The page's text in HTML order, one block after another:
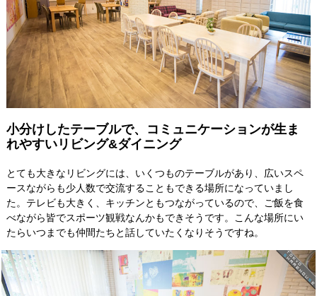
小分けしたテーブルで、コミュニケーションが生ま
れやすいリビング&ダイニング
とても大きなリビングには、いくつものテーブルがあり、広いスペ
ースながらも少人数で交流することもできる場所になっていまし
た。テレビも大きく、キッチンともつながっているので、ご飯を食
べながら皆でスポーツ観戦なんかもできそうです。こんな場所にい
たらいつまでも仲間たちと話していたくなりそうですね。